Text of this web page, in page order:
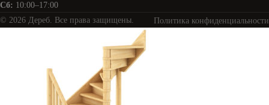
Сб: 10:00–17:00
© 2026 Дереб. Все права защищены.
Политика конфиденциальности